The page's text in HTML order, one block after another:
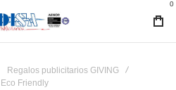
0
Regalos publicitarios GIVING
Eco Friendly